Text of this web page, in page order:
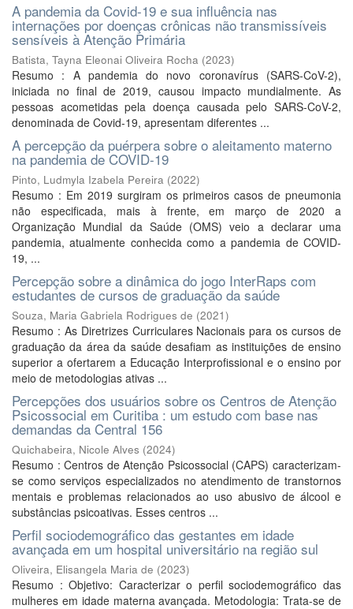
A pandemia da Covid-19 e sua influência nas
internações por doenças crônicas não transmissíveis
sensíveis à Atenção Primária
Batista, Tayna Eleonai Oliveira Rocha (2023)
Resumo : A pandemia do novo coronavírus (SARS-CoV-2),
iniciada no final de 2019, causou impacto mundialmente. As
pessoas acometidas pela doença causada pelo SARS-CoV-2,
denominada de Covid-19, apresentam diferentes ...
A percepção da puérpera sobre o aleitamento materno
na pandemia de COVID-19
Pinto, Ludmyla Izabela Pereira (2022)
Resumo : Em 2019 surgiram os primeiros casos de pneumonia
não especificada, mais à frente, em março de 2020 a
Organização Mundial da Saúde (OMS) veio a declarar uma
pandemia, atualmente conhecida como a pandemia de COVID-
19, ...
Percepção sobre a dinâmica do jogo InterRaps com
estudantes de cursos de graduação da saúde
Souza, Maria Gabriela Rodrigues de (2021)
Resumo : As Diretrizes Curriculares Nacionais para os cursos de
graduação da área da saúde desafiam as instituições de ensino
superior a ofertarem a Educação Interprofissional e o ensino por
meio de metodologias ativas ...
Percepções dos usuários sobre os Centros de Atenção
Psicossocial em Curitiba : um estudo com base nas
demandas da Central 156
Quichabeira, Nicole Alves (2024)
Resumo : Centros de Atenção Psicossocial (CAPS) caracterizam-
se como serviços especializados no atendimento de transtornos
mentais e problemas relacionados ao uso abusivo de álcool e
substâncias psicoativas. Esses centros ...
Perfil sociodemográfico das gestantes em idade
avançada em um hospital universitário na região sul
Oliveira, Elisangela Maria de (2023)
Resumo : Objetivo: Caracterizar o perfil sociodemográfico das
mulheres em idade materna avançada. Metodologia: Trata-se de